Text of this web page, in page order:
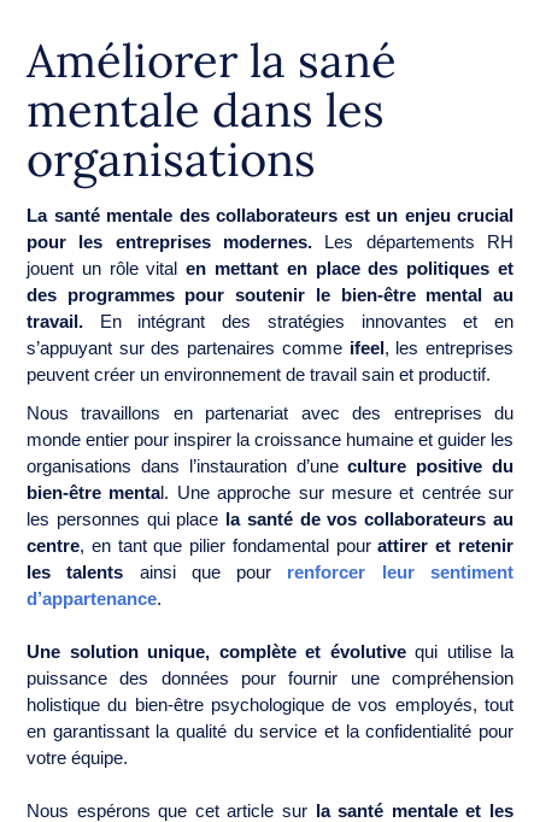
Améliorer la sané
mentale dans les
organisations
La santé mentale des collaborateurs est un enjeu crucial
pour les entreprises modernes. Les départements RH
jouent un rôle vitalen mettant en place des politiques et
des programmes pour soutenir le bien-être mental au
travail. En intégrant des stratégies innovantes et en
s’appuyant sur des partenaires comme ifeel, les entreprises
peuvent créer un environnement de travail sain et productif.
Nous travaillons en partenariat avec des entreprises du
monde entier pour inspirer la croissance humaine et guider les
organisations dans l’instauration d’uneculture positive du
bien-être mental. Une approche sur mesure et centrée sur
les personnes qui place la santé de vos collaborateurs au
centre, en tant que pilier fondamental pourattirer et retenir
les talents ainsi que pour
renforcer leur sentiment
d’appartenance.
Une solution unique, complète et évolutivequi utilise la
puissance des données pour fournir une compréhension
holistique du bien-être psychologique de vos employés, tout
en garantissant la qualité du service et la confidentialité pour
votre équipe.
Nous espérons que cet article sur la santé mentale et les